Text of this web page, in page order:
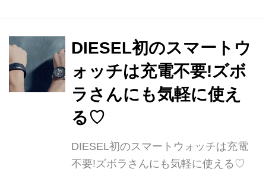
が、これまでとはちょっ [...]
DIESEL初のスマートウ
ォッチは充電不要!ズボ
ラさんにも気軽に使え
る♡
DIESEL初のスマートウォッチは充電
不要!ズボラさんにも気軽に使える♡